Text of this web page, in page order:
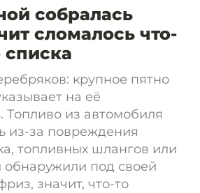
собралась
сломалось что-
списка
крупное пятно
на её
Топливо из автомобиля
из-за повреждения
топливных шлангов или
обнаружили под своей
значит, что-то